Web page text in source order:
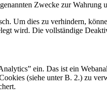
Zwecke zur
Um dies zu verhindern,
wird. Die vollständige
ein. Das ist ein
(siehe unter B. 2.) zu